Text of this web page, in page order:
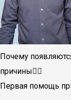
Почему
причины🤷‍♀️
Первая помощь